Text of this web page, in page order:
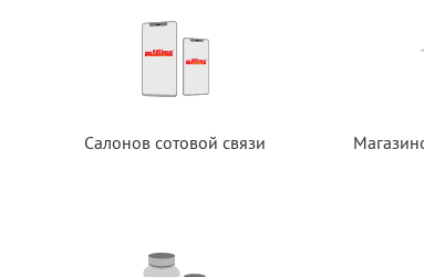
Салонов сотовой связи